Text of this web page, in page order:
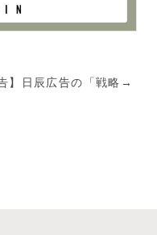
】日辰広告の「戦略→